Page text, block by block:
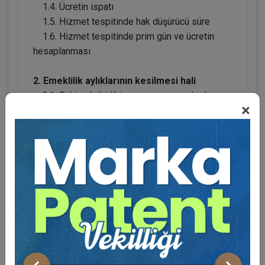
×
1.4. Ücretin ispatı
1.5. Hizmet tespitinde hak düşürücü süre
1.6. Hizmet tespitinde prim gün ve ücretin
hesaplanması
2. Emeklilik aylıklarının kesilmesi hali
2.1. Eski eşle birlikte yaşan yaşayan kadının
kaynaklı kesme işlemleri
2.3. Prim iptali nedeni ile kesme işlemleri
3. Rücu davaları
3.1. İpsd
3.2. Geçici iş göremezlik dönemi ödemeleri
3.3. Tedavi giderleri
4. Anonim Şirket Yönetim Kurulu üyeleri ve